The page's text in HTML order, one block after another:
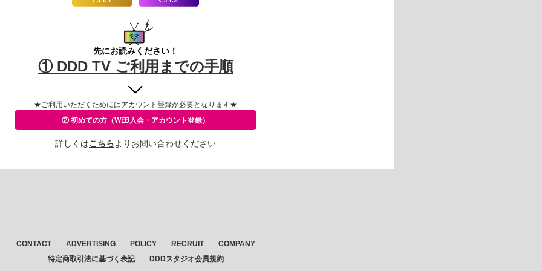
先にお読みください！
① DDD TV ご利用までの手順
★ご利用いただくためにはアカウント登録が必要となります★
② 初めての方 （WEB入会・アカウント登録）
詳しくはこちらよりお問い合わせください
CONTACT ADVERTISING POLICY RECRUIT
COMPANY
特定商取引法に基づく表記
DDDスタジオ会員規約